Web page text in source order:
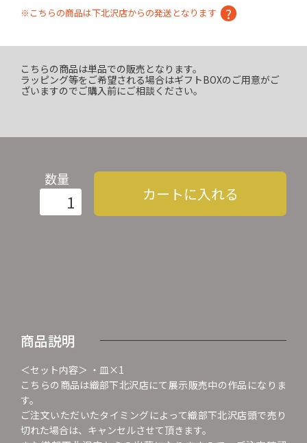
※こちらの商品は下北沢店からの発送となります
こちらの商品は単品での販売となります。
ラッピング等をご希望される場合はギフトBOXのご用意がご
ざいますのでご購入前にご相談ください。
数量
カートに入れる
商品説明
＜セット内容＞ ・皿×1
こちらの商品は織部下北沢店にて展示販売中の作品になりま
す。
ご注文いただいたタイミングによって織部下北沢店頭で売り
切れた場合は、キャンセルさせて頂きます。